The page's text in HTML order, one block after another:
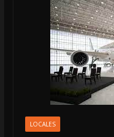
LOCALES